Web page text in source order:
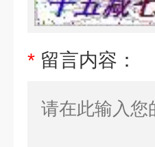
* 留言内容：